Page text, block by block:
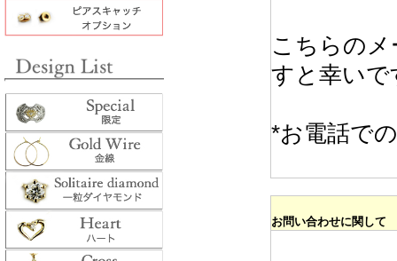
こちらの
すと幸いで
*お電話で
お問い合わせに関して